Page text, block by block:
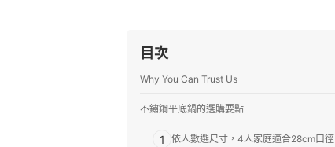
目次
Why You Can Trust Us
不鏽鋼平底鍋的選購要點
1 依人數選尺寸，4人家庭適合28cm口徑